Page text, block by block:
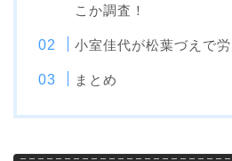
こか調査！
小室佳代が松葉づえで
まとめ